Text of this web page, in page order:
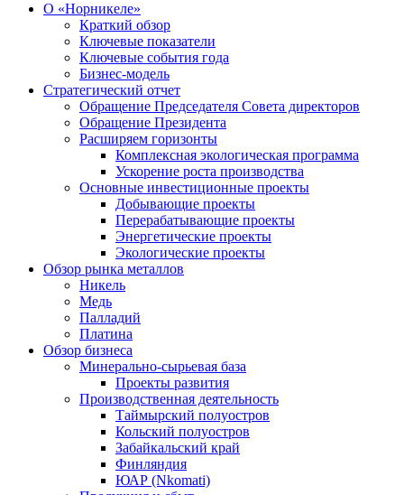
О «Норникеле»
Краткий обзор
Ключевые показатели
Ключевые события года
Бизнес-модель
Стратегический отчет
Обращение Председателя Совета директоров
Обращение Президента
Расширяем горизонты
Комплексная экологическая программа
Ускорение роста производства
Основные инвестиционные проекты
Добывающие проекты
Перерабатывающие проекты
Энергетические проекты
Экологические проекты
Обзор рынка металлов
Никель
Медь
Палладий
Платина
Обзор бизнеса
Минерально-сырьевая база
Проекты развития
Производственная деятельность
Таймырский полуостров
Кольский полуостров
Забайкальский край
Финляндия
ЮАР (Nkomati)